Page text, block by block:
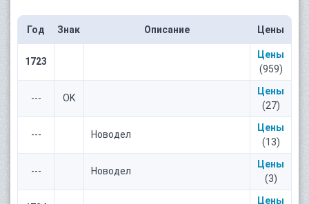
Год Знак Описание Цены
1723
Цены
(959)
--- OK
Цены
(27)
--- Новодел
Цены
(13)
--- Новодел
Цены
(3)
Цены